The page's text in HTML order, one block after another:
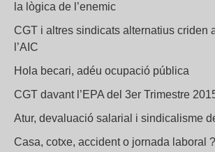
la lògica de l’enemic
CGT i altres sindicats alternatius criden
l’AIC
Hola becari, adéu ocupació pública
CGT davant l’EPA del 3er Trimestre
Atur, devaluació salarial i sindicalisme
Casa, cotxe, accident o jornada laboral